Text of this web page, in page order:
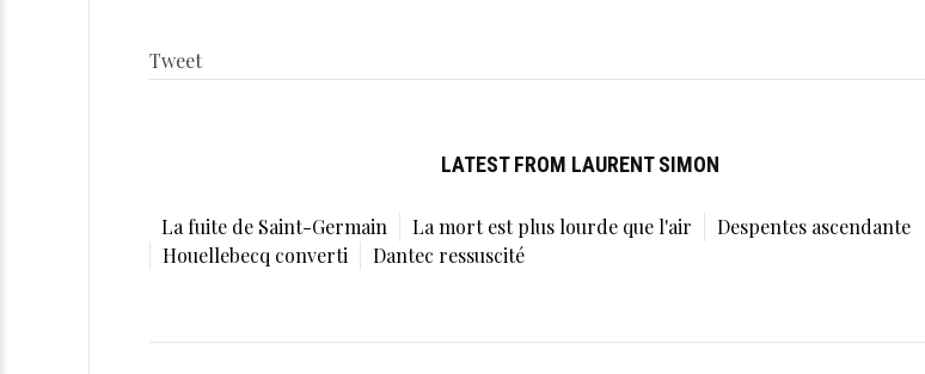
Tweet
LATEST FROM LAURENT SIMON
La fuite de Saint-Germain La mort est plus lourde que l'air
Despentes ascendante
Houellebecq converti
Dantec ressuscité